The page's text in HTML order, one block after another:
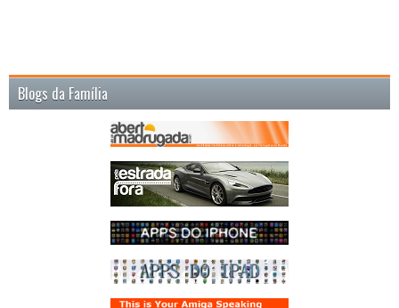
Blogs da Família